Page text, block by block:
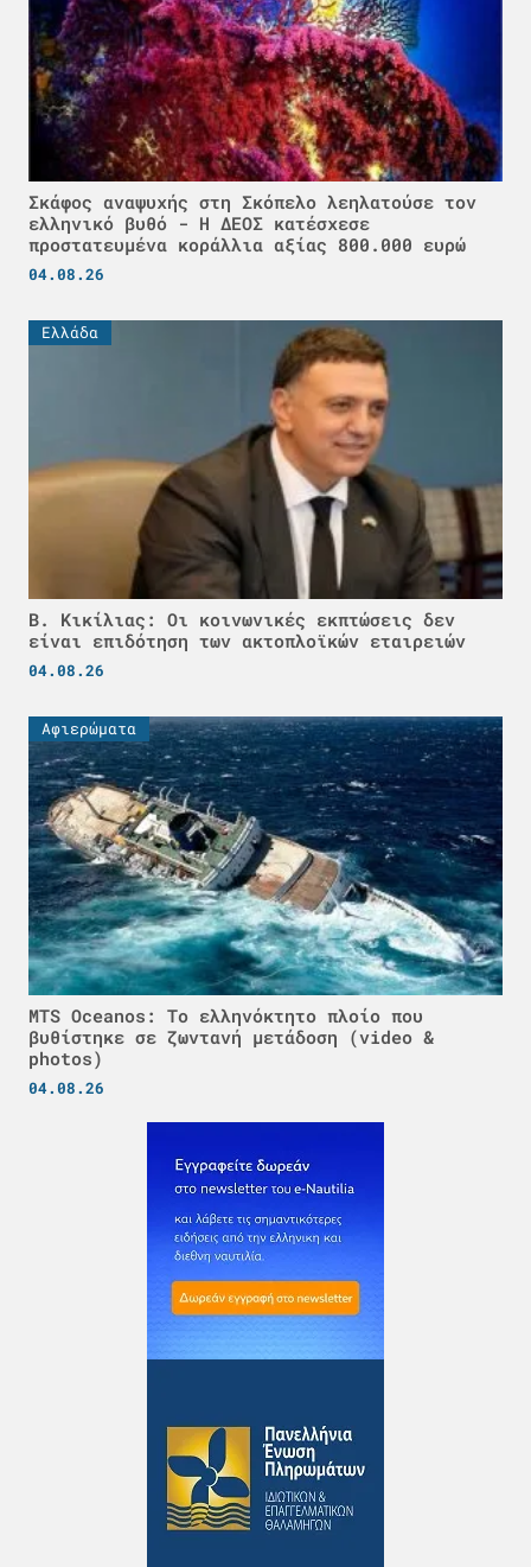
Σκάφος αναψυχής στη Σκόπελο λεηλατούσε τον
ελληνικό βυθό - H ΔΕΟΣ κατέσχεσε
προστατευμένα κοράλλια αξίας 800.000 ευρώ
04.08.26
Ελλάδα
Β. Κικίλιας: Οι κοινωνικές εκπτώσεις δεν
είναι επιδότηση των ακτοπλοϊκών εταιρειών
04.08.26
Αφιερώματα
MTS Oceanos: Το ελληνόκτητο πλοίο που
βυθίστηκε σε ζωντανή μετάδοση (video &
photos)
04.08.26